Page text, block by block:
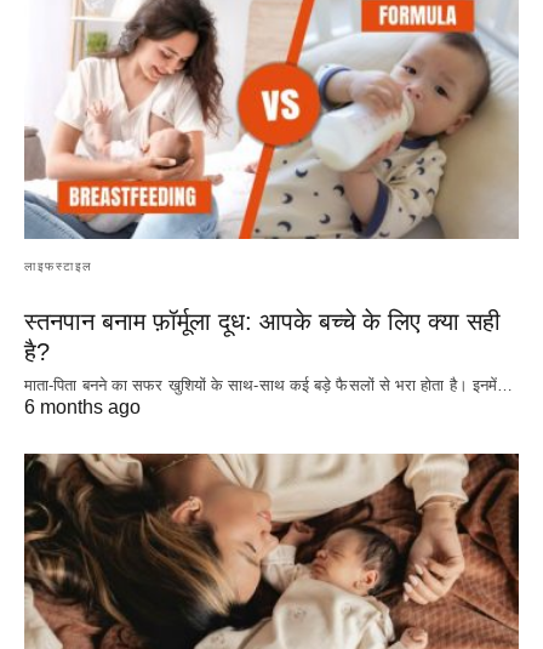
लाइफस्टाइल
स्तनपान बनाम फ़ॉर्मूला दूध: आपके बच्चे के लिए क्या सही
है?
माता-पिता बनने का सफर खुशियों के साथ-साथ कई बड़े फैसलों से भरा होता है। इनमें…
6 months ago